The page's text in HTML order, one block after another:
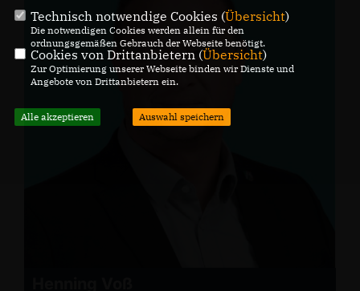
Technisch notwendige Cookies (Übersicht)
Die notwendigen Cookies werden allein für den
ordnungsgemäßen Gebrauch der Webseite benötigt.
Cookies von Drittanbietern (Übersicht)
Zur Optimierung unserer Webseite binden wir Dienste und
Angebote von Drittanbietern ein.
Alle akzeptieren Auswahl speichern